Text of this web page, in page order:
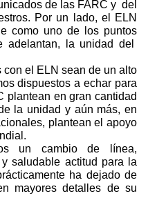
de las FARC y del
Por un lado, el ELN
como uno de los puntos
adelantan, la unidad del
el ELN sean de un alto
dispuestos a echar para
plantean en gran cantidad
la unidad y aún más, en
plantean el apoyo
un cambio de línea,
saludable actitud para la
ha dejado de
mayores detalles de su